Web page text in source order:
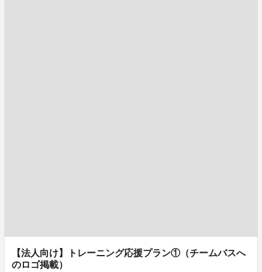
【法人向け】トレーニング応援プラン①（チームバスへ
のロゴ掲載）